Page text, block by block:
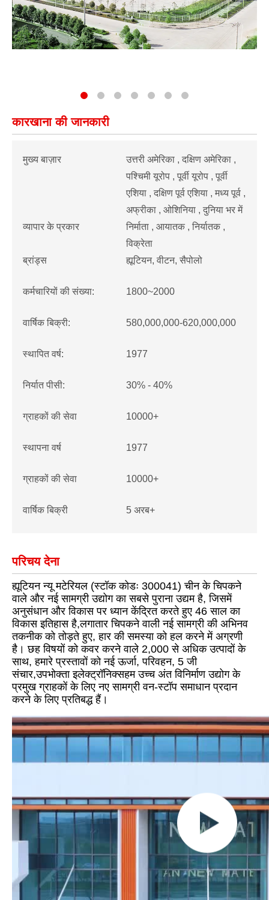
कारखाना की जानकारी
मुख्य बाज़ार
उत्तरी अमेरिका , दक्षिण अमेरिका ,
पश्चिमी यूरोप , पूर्वी यूरोप , पूर्वी
एशिया , दक्षिण पूर्व एशिया , मध्य पूर्व ,
अफ्रीका , ओशिनिया , दुनिया भर में
व्यापार के प्रकार
निर्माता , आयातक , निर्यातक ,
विक्रेता
ब्रांड्स
ह्यूटियन, वीटन, सैपोलो
कर्मचारियों की संख्या: 1800~2000
वार्षिक बिक्री: 580,000,000-620,000,000
स्थापित वर्ष: 1977
निर्यात पीसी: 30% - 40%
ग्राहकों की सेवा 10000+
स्थापना वर्ष 1977
ग्राहकों की सेवा 10000+
वार्षिक बिक्री 5 अरब+
परिचय देना
ह्यूटियन न्यू मटेरियल (स्टॉक कोडः 300041) चीन के चिपकने
वाले और नई सामग्री उद्योग का सबसे पुराना उद्यम है, जिसमें
अनुसंधान और विकास पर ध्यान केंद्रित करते हुए 46 साल का
विकास इतिहास है,लगातार चिपकने वाली नई सामग्री की अभिनव
तकनीक को तोड़ते हुए, हार की समस्या को हल करने में अग्रणी
है। छह विषयों को कवर करने वाले 2,000 से अधिक उत्पादों के
साथ, हमारे प्रस्तावों को नई ऊर्जा, परिवहन, 5 जी
संचार,उपभोक्ता इलेक्ट्रॉनिक्सहम उच्च अंत विनिर्माण उद्योग के
प्रमुख ग्राहकों के लिए नए सामग्री वन-स्टॉप समाधान प्रदान
करने के लिए प्रतिबद्ध हैं।